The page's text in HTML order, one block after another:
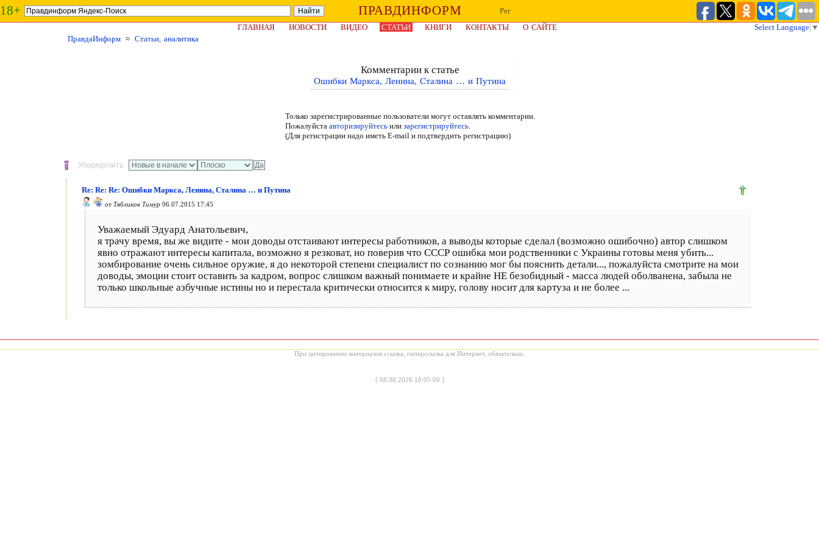
18+ ПРАВДИНФОРМ
Рег
ГЛАВНАЯ
НОВОСТИ ВИДЕО СТАТЬИ КНИГИ КОНТАКТЫ О САЙТЕ Select Language ▼
ПравдаИнформ ≈ Статьи, аналитика
Комментарии к статье
Ошибки Маркса, Ленина, Сталина … и Путина
Только зарегистрированные пользователи могут оставлять комментарии.
Пожалуйста авторизируйтесьили зарегистрируйтесь.
(Для регистрации надо иметь E-mail и подтвердить регистрацию)
Упорядочить:
Re: Re: Re: Ошибки Маркса, Ленина, Сталина … и Путина
от Тябликов Тимур 06.07.2015 17:45
Уважаемый Эдуард Анатольевич,
я трачу время, вы же видите - мои доводы отстаивают интересы работников, а выводы которые сделал (возможно ошибочно) автор слишком
явно отражают интересы капитала, возможно я резковат, но поверив что СССР ошибка мои родственники с Украины готовы меня убить...
зомбирование очень сильное оружие, я до некоторой степени специалист по сознанию мог бы пояснить детали..., пожалуйста смотрите на мои
доводы, эмоции стоит оставить за кадром, вопрос слишком важный понимаете и крайне НЕ безобидный - масса людей оболванена, забыла не
только школьные азбучные истины но и перестала критически относится к миру, голову носит для картуза и не более ...
При цитировании материалов ссылка, гиперссылка для Интернет, обязательна.
[ 08.08.2026 18:05:00 ]